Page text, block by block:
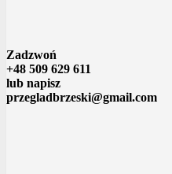
Zadzwoń
+48 509 629 611
lub napisz
przegladbrzeski@gmail.com